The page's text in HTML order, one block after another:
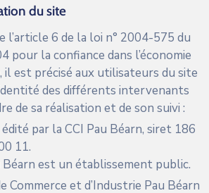
du site
l’article 6 de la loi n° 2004-575 du
pour la confiance dans l’économie
il est précisé aux utilisateurs du site
des différents intervenants
de sa réalisation et de son suivi :
par la CCI Pau Béarn, siret 186
11.
Béarn est un établissement public.
Commerce et d’Industrie Pau Béarn